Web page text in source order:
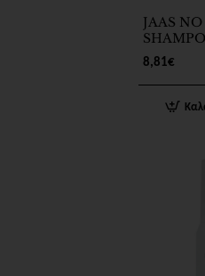
JAAS
8,81€